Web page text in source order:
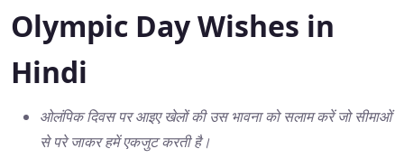
Olympic Day Wishes in
Hindi
ओलंपिक दिवस पर आइए खेलों की उस भावना को सलाम करें जो सीमाओं
से परे जाकर हमें एकजुट करती है।